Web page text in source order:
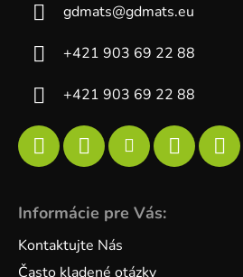
gdmats@gdmats.eu
+421 903 69 22 88
+421 903 69 22 88
Informácie pre Vás:
Kontaktujte Nás
Často kladené otázky